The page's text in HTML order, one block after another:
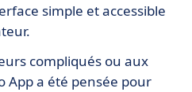
simple et accessible
compliqués ou aux
App a été pensée pour